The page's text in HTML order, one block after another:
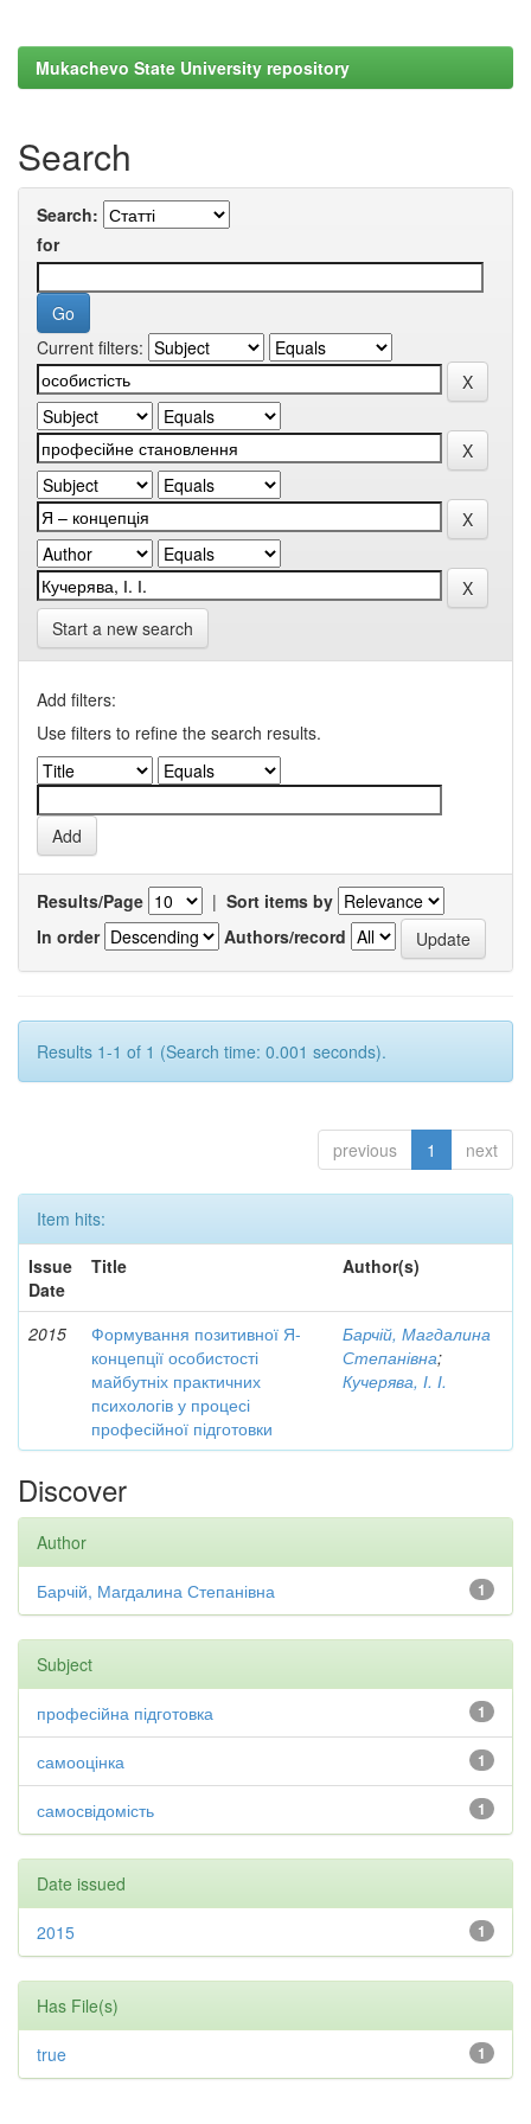
Mukachevo State University repository
Search
Search:
for
Current filters:
Start a new search
Add filters:
Use filters to refine the search results.
Results/Page | Sort items by
In order
Authors/record
Results 1-1 of 1 (Search time: 0.001 seconds).
previous 1 next
Item hits:
Issue
Date
Title Author(s)
2015
Формування позитивної Я-
концепції особистості
майбутніх практичних
психологів у процесі
професійної підготовки
Барчій, Магдалина
Степанівна;
Кучерява, І. І.
Discover
Author
1
Барчій, Магдалина Степанівна
Subject
1
професійна підготовка
1
самооцінка
1
самосвідомість
Date issued
1
2015
Has File(s)
1
true